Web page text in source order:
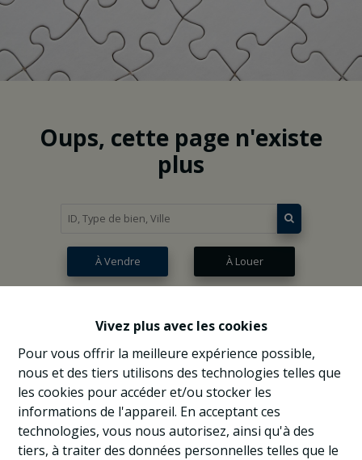
Vivez plus avec les cookies
Pour vous offrir la meilleure expérience possible,
nous et des tiers utilisons des technologies telles que
les cookies pour accéder et/ou stocker les
informations de l'appareil. En acceptant ces
technologies, vous nous autorisez, ainsi qu'à des
tiers, à traiter des données personnelles telles que le
Oups, cette page n'existe
plus
À Vendre À Louer